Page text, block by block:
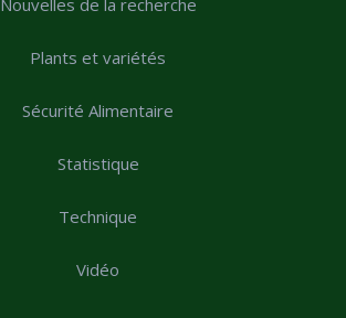
Plants et variétés
Sécurité Alimentaire
Statistique
Technique
Vidéo